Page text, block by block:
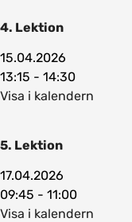
4. Lektion
15.04.2026
13:15 - 14:30
Visa i kalendern
5. Lektion
17.04.2026
09:45 - 11:00
Visa i kalendern